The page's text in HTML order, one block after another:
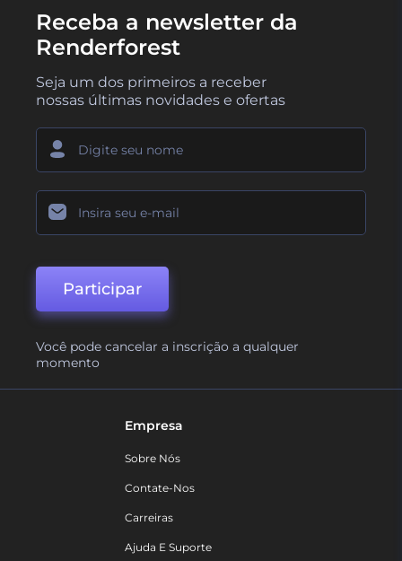
Receba a newsletter da
Renderforest
Seja um dos primeiros a receber
nossas últimas novidades e ofertas
Participar
Você pode cancelar a inscrição a qualquer
momento
Empresa
Sobre Nós
Contate-Nos
Carreiras
Ajuda E Suporte